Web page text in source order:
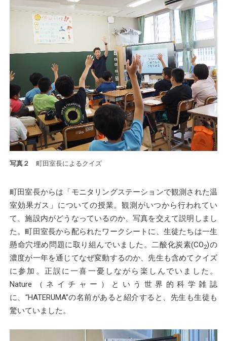
写真２ 町田室長によるクイズ
町田室長からは「モニタリングステーションで観測された温
室効果ガス」についての授業。観測がいつから行われてい
て、施設内がどうなっているのか、写真を交えて説明しまし
た。町田室長から配られたワークシートに、生徒たちは一生
懸命穴埋め問題に取り組んでいました。二酸化炭素(CO2)の
濃度が一年を通じてなぜ変動するのか、先生も含めてクイズ
に参加。正誤に一喜一憂しながら楽しんでいました。
Nature（ネイチャー）という世界的科学雑誌
に、“HATERUMA”の名前があると紹介すると、先生も生徒も
驚いていました。